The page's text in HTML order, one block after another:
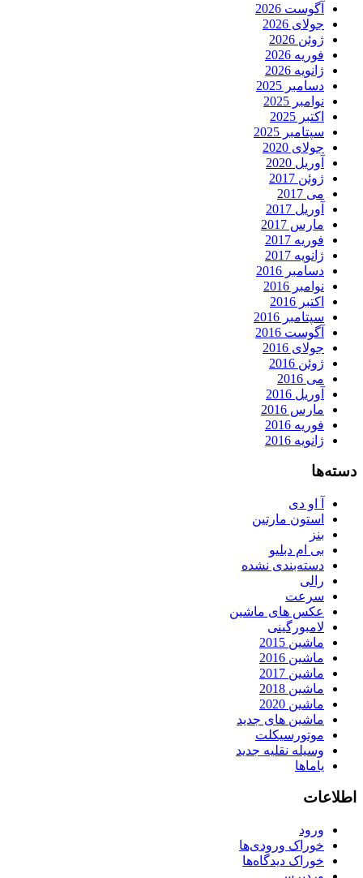
آگوست 2026
جولای 2026
ژوئن 2026
فوریه 2026
ژانویه 2026
دسامبر 2025
نوامبر 2025
اکتبر 2025
سپتامبر 2025
جولای 2020
آوریل 2020
ژوئن 2017
می 2017
آوریل 2017
مارس 2017
فوریه 2017
ژانویه 2017
دسامبر 2016
نوامبر 2016
اکتبر 2016
سپتامبر 2016
آگوست 2016
جولای 2016
ژوئن 2016
می 2016
آوریل 2016
مارس 2016
فوریه 2016
ژانویه 2016
دسته‌ها
آ او دی
استون مارتین
بنز
بی ام دبلیو
دسته‌بندی نشده
رالی
سرعت
عکس های ماشین
لامبورگینی
ماشین 2015
ماشین 2016
ماشین 2017
ماشین 2018
ماشین 2020
ماشین های جدید
موتورسیکلت
وسیله نقلیه جدید
یاماها
اطلاعات
ورود
خوراک ورودی‌ها
خوراک دیدگاه‌ها